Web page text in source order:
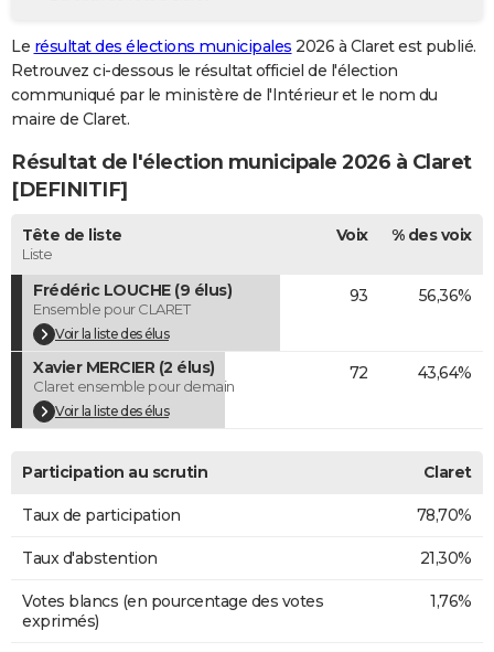
GUIDES D'ACHAT
BONS PLANS
CARTE DE VOEUX
Carte de Noël
Carte Bonne année
Carte Saint-Valentin
Carte Pâques
Carte d'anniversaire
DICTIONNAIRE
Dictionnaire
Biographies
Citations
Expressions
Proverbes
PROGRAMME TV
COPAINS D'AVANT
S'inscrire
Se connecter
Lycées
Collèges
Primaires
Universités
Entreprises
Service militaire
Avis de recherche
AVIS DE DÉCÈS
FORUM
Bricolage
Lifestyle
Culture
Sport
Auto
Television
Voyage
Cinema
Le résultat des élections municipales 2026 à Claret est publié.
Retrouvez ci-dessous le résultat officiel de l'élection
communiqué par le ministère de l'Intérieur et le nom du
maire de Claret.
Résultat de l'élection municipale 2026 à Claret
[DEFINITIF]
Tête de liste
Liste
Voix % des voix
Frédéric LOUCHE (9 élus)
Ensemble pour CLARET
Voir la liste des élus
93 56,36%
Xavier MERCIER (2 élus)
Claret ensemble pour demain
Voir la liste des élus
72 43,64%
Participation au scrutin Claret
Taux de participation 78,70%
Taux d'abstention 21,30%
Votes blancs (en pourcentage des votes
exprimés)
1,76%